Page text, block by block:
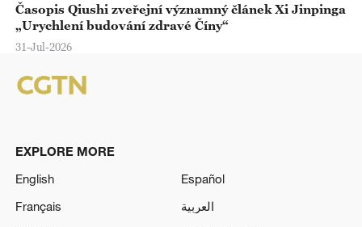
Časopis Qiushi zveřejní významný článek Xi Jinpinga
„Urychlení budování zdravé Číny“
31-Jul-2026
EXPLORE MORE
English
Español
Français
العربية